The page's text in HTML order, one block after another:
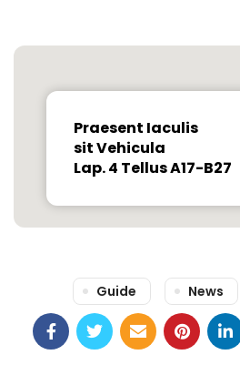
Praesent Iaculis
sit Vehicula
Lap. 4 Tellus A17-B27
Guide News